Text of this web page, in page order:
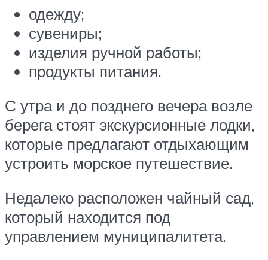
одежду;
сувениры;
изделия ручной работы;
продукты питания.
С утра и до позднего вечера возле
берега стоят экскурсионные лодки,
которые предлагают отдыхающим
устроить морское путешествие.
Недалеко расположен чайный сад,
который находится под
управлением муниципалитета.